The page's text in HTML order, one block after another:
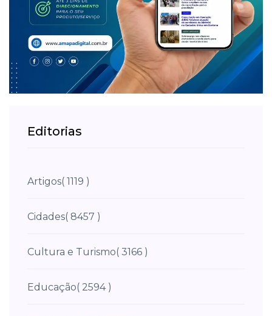
Editorias
Artigos( 1119 )
Cidades( 8457 )
Cultura e Turismo( 3166 )
Educação( 2594 )